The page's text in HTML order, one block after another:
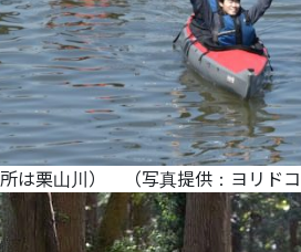
は栗山川） （写真提供：ヨリド